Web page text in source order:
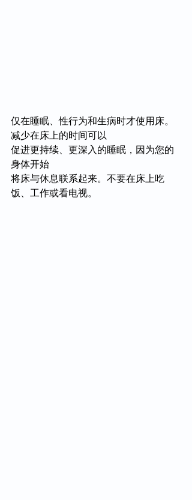
仅在睡眠、性行为和生病时才使用床。
减少在床上的时间可以
促进更持续、更深入的睡眠，因为您的
身体开始
将床与休息联系起来。不要在床上吃
饭、工作或看电视。